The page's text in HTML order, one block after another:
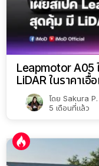
Leapmotor A05
LiDAR ในราคาเอื้
โดย Sakura P.
5 เดือนที่แล้ว